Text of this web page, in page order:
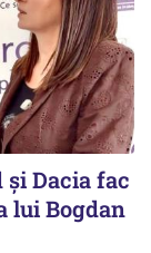
și Dacia fac
lui Bogdan